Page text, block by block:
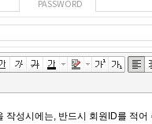
PASSWORD